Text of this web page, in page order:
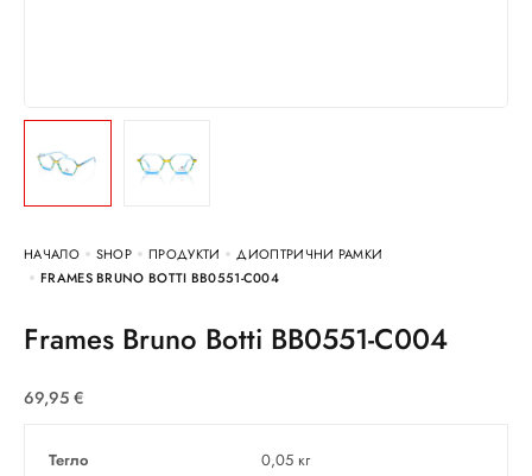
НАЧАЛО SHOP ПРОДУКТИ
ДИОПТРИЧНИ РАМКИ
FRAMES BRUNO BOTTI BB0551-C004
Frames Bruno Botti BB0551-C004
69,95 €
Тегло
0,05 кг